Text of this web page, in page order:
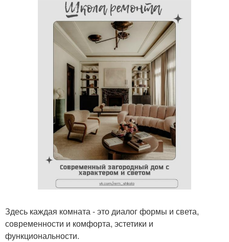
Здесь каждая комната - это диалог формы и света,
современности и комфорта, эстетики и
функциональности.